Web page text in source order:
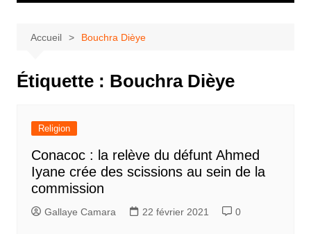
Accueil Bouchra Dièye
Étiquette : Bouchra Dièye
Religion
Conacoc : la relève du défunt Ahmed
Iyane crée des scissions au sein de la
commission
Gallaye Camara 22 février 2021 0